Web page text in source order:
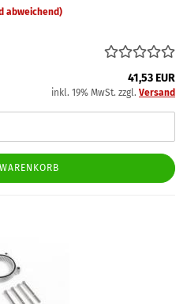
abweichend)
41,53 EUR
inkl. 19% MwSt. zzgl. Versand